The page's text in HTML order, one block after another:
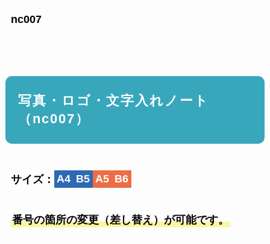
nc007
写真・ロゴ・文字入れノート
（nc007）
サイズ： A4 B5 A5 B6
番号の箇所の変更（差し替え）が可能です。